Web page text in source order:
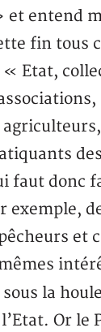
et entend
fin tous
Etat,
faut donc
exemple,
et
la
Or le